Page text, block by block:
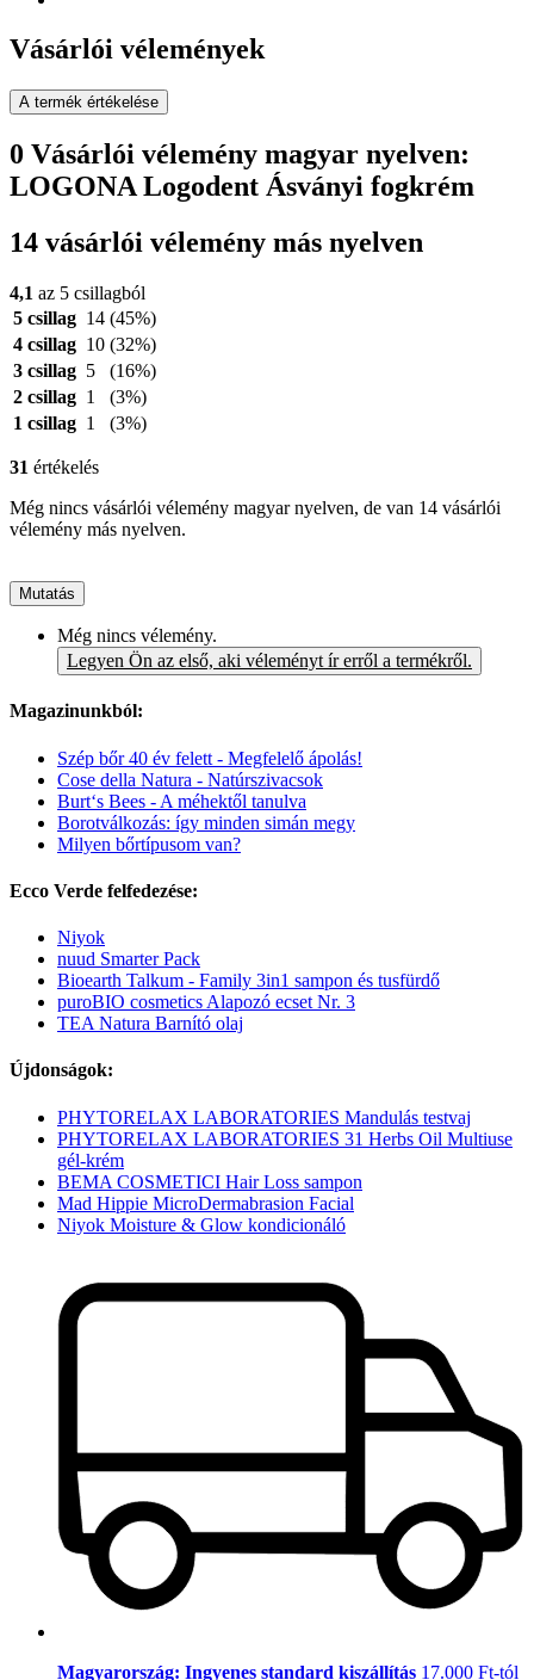
Vásárlói vélemények
A termék értékelése
0 Vásárlói vélemény magyar nyelven:
LOGONA Logodent Ásványi fogkrém
14 vásárlói vélemény más nyelven
4,1 az 5 csillagból
5 csillag 14 (45%)
4 csillag 10 (32%)
3 csillag 5
(16%)
2 csillag 1
(3%)
1 csillag 1 (3%)
31 értékelés
Még nincs vásárlói vélemény magyar nyelven, de van 14 vásárlói
vélemény más nyelven.
Mutatás
Még nincs vélemény.
Legyen Ön az első, aki véleményt ír erről a termékről.
Magazinunkból:
Szép bőr 40 év felett - Megfelelő ápolás!
Cose della Natura - Natúrszivacsok
Burt‘s Bees - A méhektől tanulva
Borotválkozás: így minden simán megy
Milyen bőrtípusom van?
Ecco Verde felfedezése:
Niyok
nuud Smarter Pack
Bioearth Talkum - Family 3in1 sampon és tusfürdő
puroBIO cosmetics Alapozó ecset Nr. 3
TEA Natura Barnító olaj
Újdonságok:
PHYTORELAX LABORATORIES Mandulás testvaj
PHYTORELAX LABORATORIES 31 Herbs Oil Multiuse
gél-krém
BEMA COSMETICI Hair Loss sampon
Mad Hippie MicroDermabrasion Facial
Niyok Moisture & Glow kondicionáló
Magyarország: Ingyenes standard kiszállítás 17.000 Ft-tól